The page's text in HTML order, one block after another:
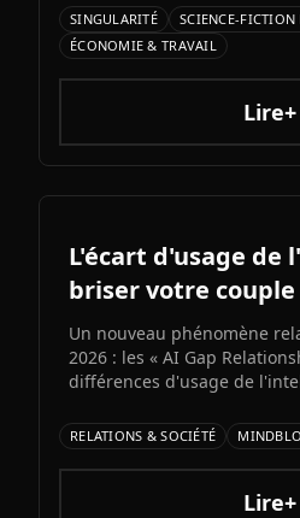
d'Elon Musk s'annonce
plus audacieux de l'histoire
architecture colossale,
natives et ambitions AGI
pourrait redessiner le
SINGULARITÉ
SCIENCE-FICTION
ÉCONOMIE & TRAVAIL
Lire+
L'écart d'usage de
briser votre couple
Un nouveau phénomène
2026 : les « AI Gap
différences d'usage de
productivité, l'intimité et la
Décryptage d'une fracture
dans la vie de couple.
RELATIONS & SOCIÉTÉ
Lire+